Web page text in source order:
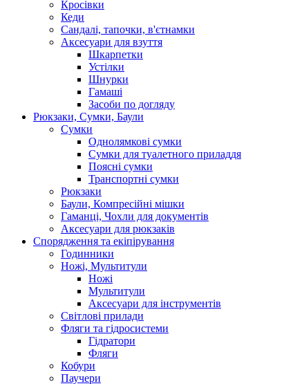
Кросівки
Кеди
Сандалі, тапочки, в'єтнамки
Аксесуари для взуття
Шкарпетки
Устілки
Шнурки
Гамаші
Засоби по догляду
Рюкзаки, Сумки, Баули
Сумки
Однолямкові сумки
Сумки для туалетного приладдя
Поясні сумки
Транспортні сумки
Рюкзаки
Баули, Компресійні мішки
Гаманці, Чохли для документів
Аксесуари для рюкзаків
Спорядження та екіпірування
Годинники
Ножі, Мультитули
Ножі
Мультитули
Аксесуари для інструментів
Світлові прилади
Фляги та гідросистеми
Гідратори
Фляги
Кобури
Паучери